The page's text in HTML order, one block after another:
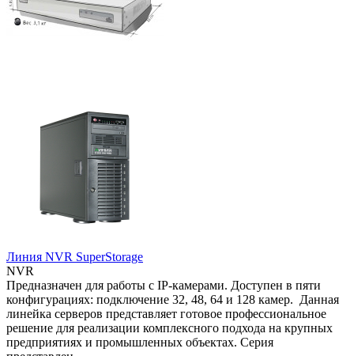
Линия NVR SuperStorage
NVR
Предназначен для работы с IP-камерами. Доступен в пяти
конфигурациях: подключение 32, 48, 64 и 128 камер. Данная
линейка серверов представляет готовое профессиональное
решение для реализации комплексного подхода на крупных
предприятиях и промышленных объектах. Серия